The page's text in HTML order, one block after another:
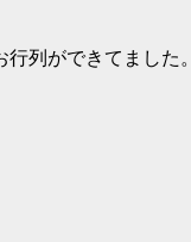
列ができてました。